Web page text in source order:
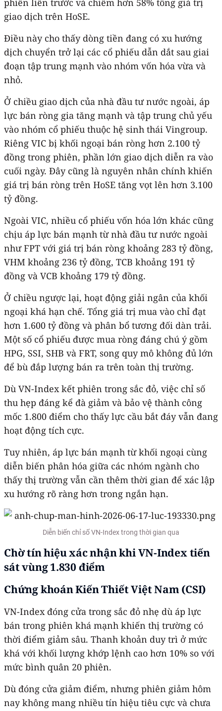
giao dịch trên HoSE.
Điều này cho thấy dòng tiền đang có xu hướng
dịch chuyển trở lại các cổ phiếu dẫn dắt sau giai
đoạn tập trung mạnh vào nhóm vốn hóa vừa và
nhỏ.
Ở chiều giao dịch của nhà đầu tư nước ngoài, áp
lực bán ròng gia tăng mạnh và tập trung chủ yếu
vào nhóm cổ phiếu thuộc hệ sinh thái Vingroup.
Riêng VIC bị khối ngoại bán ròng hơn 2.100 tỷ
đồng trong phiên, phần lớn giao dịch diễn ra vào
cuối ngày. Đây cũng là nguyên nhân chính khiến
giá trị bán ròng trên HoSE tăng vọt lên hơn 3.100
tỷ đồng.
Ngoài VIC, nhiều cổ phiếu vốn hóa lớn khác cũng
chịu áp lực bán mạnh từ nhà đầu tư nước ngoài
như FPT với giá trị bán ròng khoảng 283 tỷ đồng,
VHM khoảng 236 tỷ đồng, TCB khoảng 191 tỷ
đồng và VCB khoảng 179 tỷ đồng.
Ở chiều ngược lại, hoạt động giải ngân của khối
ngoại khá hạn chế. Tổng giá trị mua vào chỉ đạt
hơn 1.600 tỷ đồng và phân bổ tương đối dàn trải.
Một số cổ phiếu được mua ròng đáng chú ý gồm
HPG, SSI, SHB và FRT, song quy mô không đủ lớn
để bù đắp lượng bán ra trên toàn thị trường.
Dù VN-Index kết phiên trong sắc đỏ, việc chỉ số
thu hẹp đáng kể đà giảm và bảo vệ thành công
mốc 1.800 điểm cho thấy lực cầu bắt đáy vẫn đang
hoạt động tích cực.
Tuy nhiên, áp lực bán mạnh từ khối ngoại cùng
diễn biến phân hóa giữa các nhóm ngành cho
thấy thị trường vẫn cần thêm thời gian để xác lập
xu hướng rõ ràng hơn trong ngắn hạn.
Diễn biến chỉ số VN-Index trong thời gian qua
Chờ tín hiệu xác nhận khi VN-Index tiến
sát vùng 1.830 điểm
Chứng khoán Kiến Thiết Việt Nam (CSI)
VN-Index đóng cửa trong sắc đỏ nhẹ dù áp lực
bán trong phiên khá mạnh khiến thị trường có
thời điểm giảm sâu. Thanh khoản duy trì ở mức
khá với khối lượng khớp lệnh cao hơn 10% so với
mức bình quân 20 phiên.
Dù đóng cửa giảm điểm, nhưng phiên giảm hôm
nay không mang nhiều tín hiệu tiêu cực và chưa